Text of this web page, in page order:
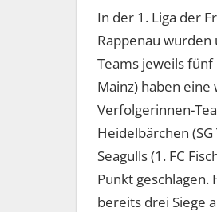
In der 1. Liga der
Rappenau wurden
Teams jeweils
Mainz) haben
Verfolgerinnen-
Heidelbärchen
Seagulls (1. FC
Punkt geschlagen.
bereits drei Siege